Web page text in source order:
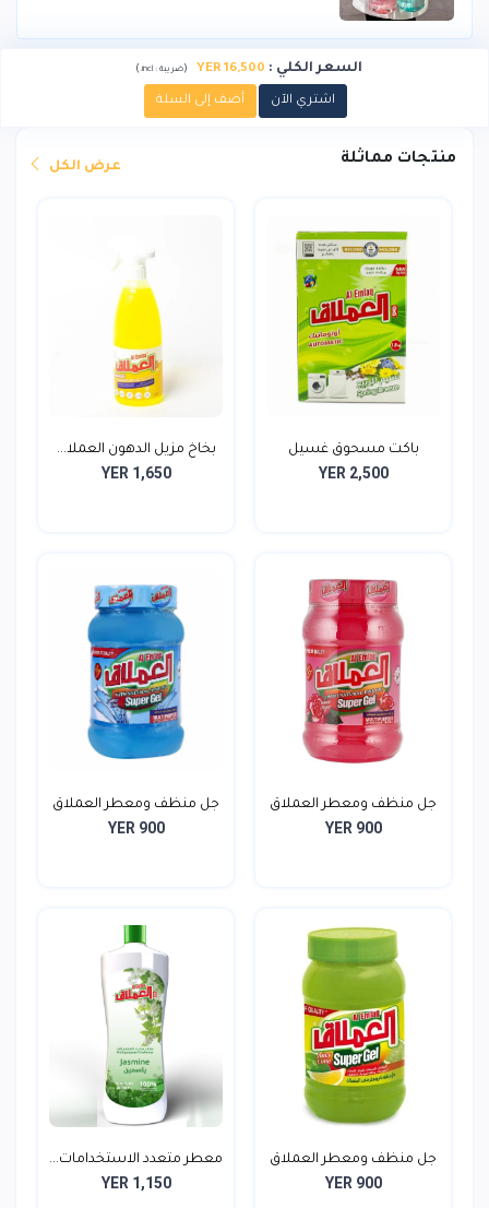
السعر الكلي :
YER 16,500
(ضريبة : incl.
)
اشتري الآن أضف إلى السلة
منتجات مماثلة عرض الكل
باكت مسحوق غسيل
العملاق...
YER 2,500
بخاخ مزيل الدهون العملا...
YER 1,650
جل منظف ومعطر العملاق
P...
YER 900
جل منظف ومعطر العملاق
5...
YER 900
جل منظف ومعطر العملاق
J...
YER 900
معطر متعدد الاستخدامات...
YER 1,150